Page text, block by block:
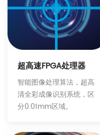
超高速FPGA处理器
智能图像处理算法，超高
清全彩成像识别系统，区
分0.01mm区域。